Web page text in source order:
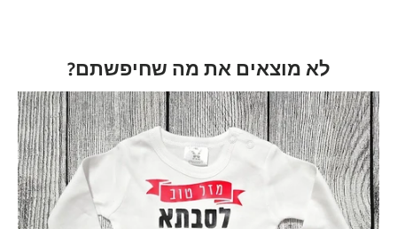
לא מוצאים את מה שחיפשתם?